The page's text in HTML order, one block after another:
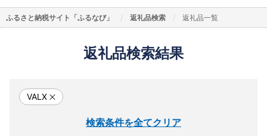
ふるさと納税サイト「ふるなび」 返礼品検索 返礼品一覧
返礼品検索結果
VALX
検索条件を全てクリア